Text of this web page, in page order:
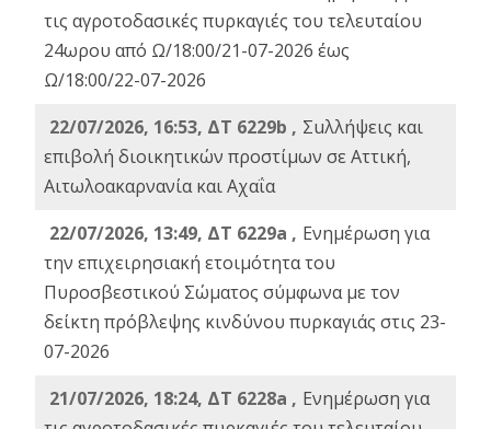
τις αγροτοδασικές πυρκαγιές του τελευταίου
24ωρου από Ω/18:00/21-07-2026 έως
Ω/18:00/22-07-2026
22/07/2026, 16:53, ΔΤ 6229b , Σuλλήψεις και
επιβολή διοικητικών προστίμων σε Αττική,
Αιτωλοακαρνανία και Αχαΐα
22/07/2026, 13:49, ΔΤ 6229a , Ενημέρωση για
την επιχειρησιακή ετοιμότητα του
Πυροσβεστικού Σώματος σύμφωνα με τον
δείκτη πρόβλεψης κινδύνου πυρκαγιάς στις 23-
07-2026
21/07/2026, 18:24, ΔΤ 6228a , Ενημέρωση για